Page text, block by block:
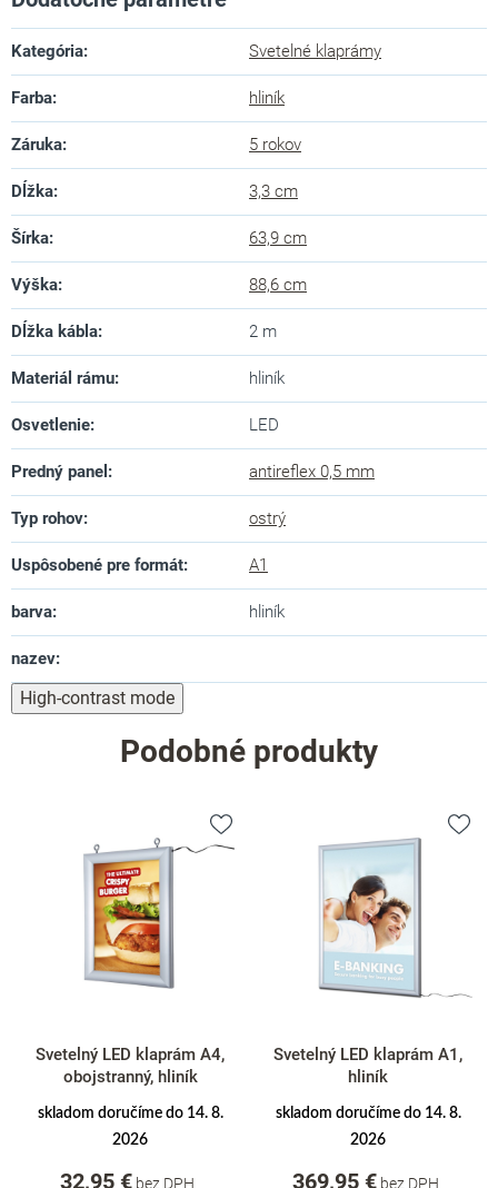
Kategória: Svetelné klaprámy
Farba: hliník
Záruka: 5 rokov
Dĺžka: 3,3 cm
Šírka: 63,9 cm
Výška: 88,6 cm
Dĺžka kábla: 2 m
Materiál rámu: hliník
Osvetlenie: LED
Predný panel : antireflex 0,5 mm
Typ rohov: ostrý
Uspôsobené pre formát: A1
barva: hliník
nazev:
High-contrast mode
Podobné produkty
Svetelný LED klaprám A4,
obojstranný, hliník
skladom doručíme do 14. 8.
2026
32,95 € bez DPH
Svetelný LED klaprám A1,
hliník
skladom doručíme do 14. 8.
2026
369,95 €bez DPH